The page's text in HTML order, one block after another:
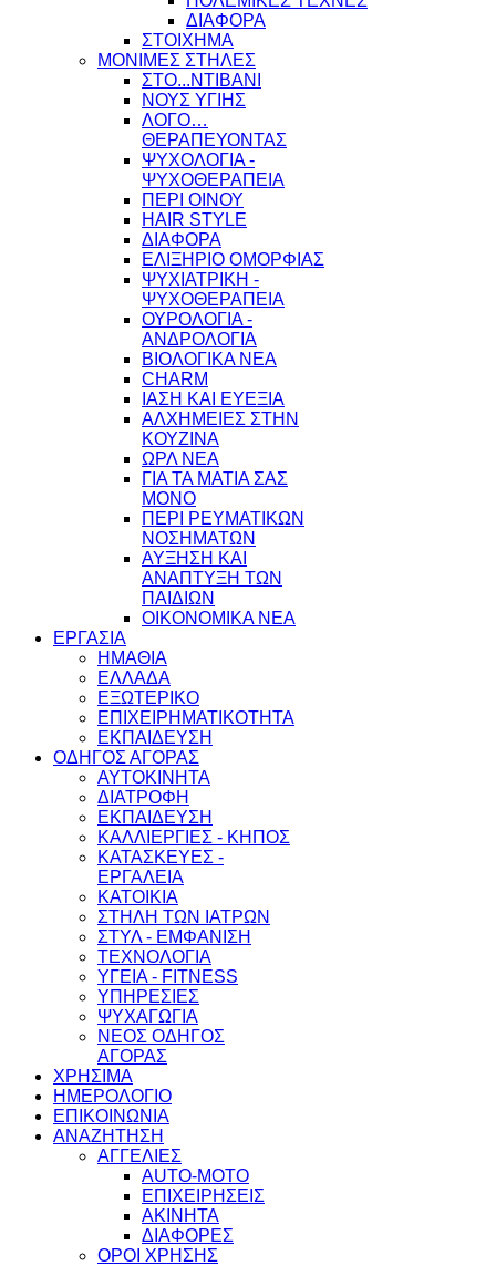
ΔΙΑΦΟΡΑ
ΣΤΟΙΧΗΜΑ
ΜΟΝΙΜΕΣ ΣΤΗΛΕΣ
ΣΤΟ...ΝΤΙΒΑΝΙ
ΝΟΥΣ ΥΓΙΗΣ
ΛΟΓΟ…
ΘΕΡΑΠΕΥΟΝΤΑΣ
ΨΥΧΟΛΟΓΙΑ -
ΨΥΧΟΘΕΡΑΠΕΙΑ
ΠΕΡΙ ΟΙΝΟΥ
HAIR STYLE
ΔΙΑΦΟΡΑ
ΕΛΙΞΗΡΙΟ ΟΜΟΡΦΙΑΣ
ΨΥΧΙΑΤΡΙΚΗ -
ΨΥΧΟΘΕΡΑΠΕΙΑ
ΟΥΡΟΛΟΓΙΑ -
ΑΝΔΡΟΛΟΓΙΑ
ΒΙΟΛΟΓΙΚΑ ΝΕΑ
CHARM
ΙΑΣΗ ΚΑΙ ΕΥΕΞΙΑ
ΑΛΧΗΜΕΙΕΣ ΣΤΗΝ
ΚΟΥΖΙΝΑ
ΩΡΛ ΝEA
ΓΙΑ ΤΑ ΜΑΤΙΑ ΣΑΣ
ΜΟΝΟ
ΠΕΡΙ ΡΕΥΜΑΤΙΚΩΝ
ΝΟΣΗΜΑΤΩΝ
ΑΥΞΗΣΗ ΚΑΙ
ΑΝΑΠΤΥΞΗ ΤΩΝ
ΠΑΙΔΙΩΝ
ΟΙΚΟΝΟΜΙΚΑ ΝΕΑ
ΕΡΓΑΣΙΑ
ΗΜΑΘΙΑ
ΕΛΛΑΔΑ
ΕΞΩΤΕΡΙΚΟ
ΕΠΙΧΕΙΡΗΜΑΤΙΚΟΤΗΤΑ
ΕΚΠΑΙΔΕΥΣΗ
ΟΔΗΓΟΣ ΑΓΟΡΑΣ
ΑΥΤΟΚΙΝΗΤΑ
ΔΙΑΤΡΟΦΗ
ΕΚΠΑΙΔΕΥΣΗ
ΚΑΛΛΙΕΡΓΙΕΣ - ΚΗΠΟΣ
ΚΑΤΑΣΚΕΥΕΣ -
ΕΡΓΑΛΕΙΑ
ΚΑΤΟΙΚΙΑ
ΣΤΗΛΗ ΤΩΝ ΙΑΤΡΩΝ
ΣΤΥΛ - ΕΜΦΑΝΙΣΗ
ΤΕΧΝΟΛΟΓΙΑ
ΥΓΕΙΑ - FITNESS
ΥΠΗΡΕΣΙΕΣ
ΨΥΧΑΓΩΓΙΑ
ΝΕΟΣ ΟΔΗΓΟΣ
ΑΓΟΡΑΣ
ΧΡΗΣΙΜΑ
ΗΜΕΡΟΛΟΓΙΟ
ΕΠΙΚΟΙΝΩΝΙΑ
ΑΝΑΖΗΤΗΣΗ
ΑΓΓΕΛΙΕΣ
AUTO-MOTO
ΕΠΙΧΕΙΡΗΣΕΙΣ
ΑΚΙΝΗΤΑ
ΔΙΑΦΟΡΕΣ
ΟΡΟΙ ΧΡΗΣΗΣ